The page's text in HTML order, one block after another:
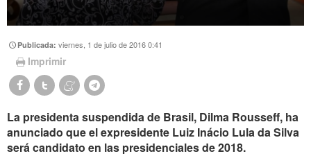
Publicada:viernes, 1 de julio de 2016 0:41
Imprimir
La presidenta suspendida de Brasil, Dilma Rousseff, ha
anunciado que el expresidente Luiz Inácio Lula da Silva
será candidato en las presidenciales de 2018.